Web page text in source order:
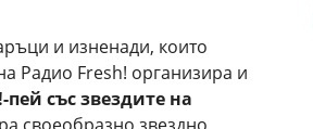
и изненади, които
Радио Fresh! организира и
пей със звездите на